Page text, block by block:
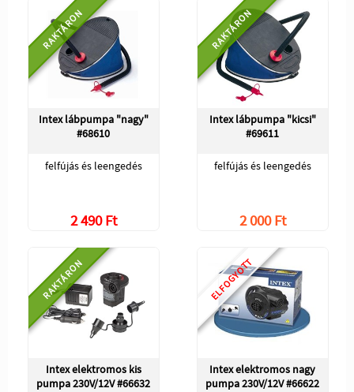
RAKTÁRON
Intex lábpumpa "nagy"
#68610
felfújás és leengedés
2 490 Ft
RAKTÁRON
Intex lábpumpa "kicsi"
#69611
felfújás és leengedés
2 000 Ft
RAKTÁRON
Intex elektromos kis
pumpa 230V/12V #66632
ELFOGYOTT
Intex elektromos nagy
pumpa 230V/12V #66622